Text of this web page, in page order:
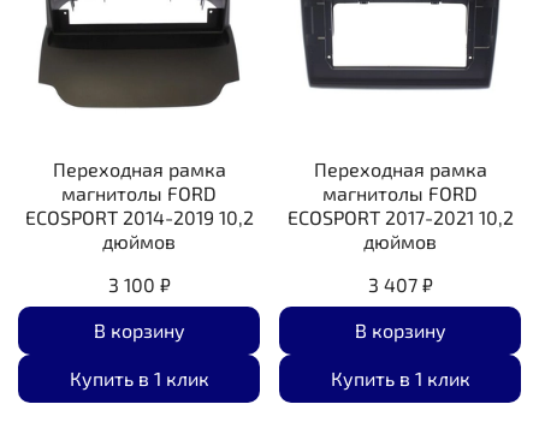
Переходная рамка
магнитолы FORD
ECOSPORT 2014-2019 10,2
дюймов
3 100 ₽
В корзину
Купить в 1 клик
Переходная рамка
магнитолы FORD
ECOSPORT 2017-2021 10,2
дюймов
3 407 ₽
В корзину
Купить в 1 клик